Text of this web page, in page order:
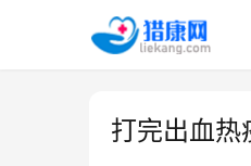
打完出血热